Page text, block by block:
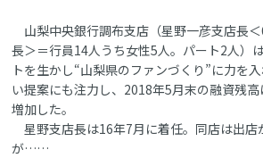
山梨中央銀行調布支店（星野一彦支店長
長＞＝行員14人うち女性5人。パート2人）
トを生かし“山梨県のファンづくり”に力を
い提案にも注力し、2018年5月末の融資残
増加した。
星野支店長は16年7月に着任。同店は出店
が……